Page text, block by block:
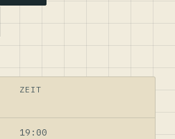
ZEIT
19:00